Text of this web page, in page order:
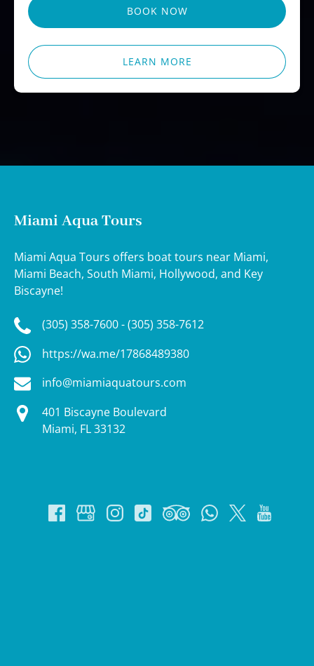
BOOK NOW
LEARN MORE
Miami Aqua Tours
Miami Aqua Tours offers boat tours near Miami,
Miami Beach, South Miami, Hollywood, and Key
Biscayne!
(305) 358-7600 - (305) 358-7612
https://wa.me/17868489380
info@miamiaquatours.com
401 Biscayne Boulevard
Miami, FL 33132